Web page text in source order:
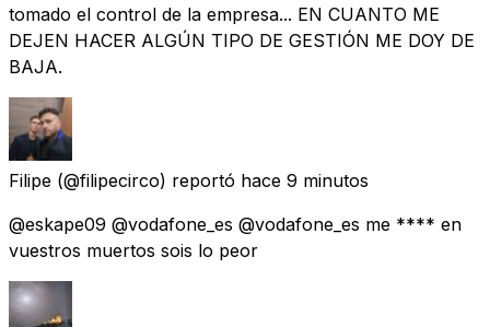
tomado el control de la empresa... EN CUANTO ME
DEJEN HACER ALGÚN TIPO DE GESTIÓN ME DOY DE
BAJA.
Filipe (@filipecirco) reportó hace 9 minutos
@eskape09 @vodafone_es @vodafone_es me **** en
vuestros muertos sois lo peor